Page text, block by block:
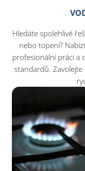
Hledáte spolehlivé
nebo topení?
profesionální práci a
standardů. Zavolejte